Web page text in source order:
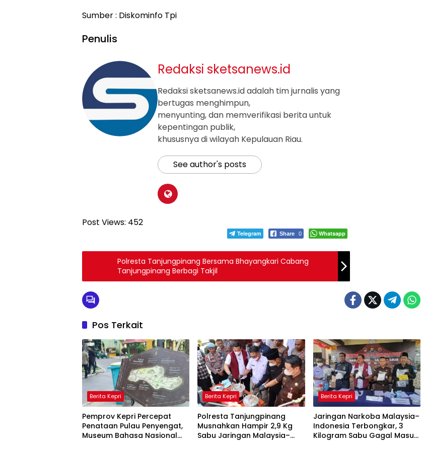
Sumber : Diskominfo Tpi
Penulis
Redaksi sketsanews.id
Redaksi sketsanews.id adalah tim jurnalis yang
bertugas menghimpun,
menyunting, dan memverifikasi berita untuk
kepentingan publik,
khususnya di wilayah Kepulauan Riau.
See author's posts
Post Views: 452
Telegram Share 0 Whatsapp
Polresta Tanjungpinang Bersama Bhayangkari Cabang
Tanjungpinang Berbagi Takjil
Pos Terkait
Berita Kepri
Pemprov Kepri Percepat
Penataan Pulau Penyengat,
Museum Bahasa Nasional
Berita Kepri
Polresta Tanjungpinang
Musnahkan Hampir 2,9 Kg
Sabu Jaringan Malaysia–
Berita Kepri
Jaringan Narkoba Malaysia–
Indonesia Terbongkar, 3
Kilogram Sabu Gagal Masuk